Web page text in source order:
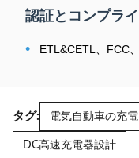
認証とコンプラ
• ETL&CETL、FCC
タグ: 電気自動車の充
DC高速充電器設計